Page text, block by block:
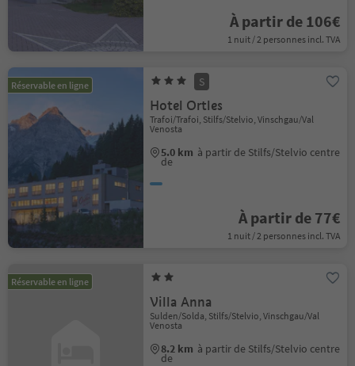
À partir de 106€
1 nuit / 2 personnes incl. TVA
Réservable en ligne S
Hotel Ortles
Trafoi/Trafoi, Stilfs/Stelvio, Vinschgau/Val
Venosta
5.0 km à partir de Stilfs/Stelvio centre
de
À partir de 77€
1 nuit / 2 personnes incl. TVA
Réservable en ligne
Villa Anna
Sulden/Solda, Stilfs/Stelvio, Vinschgau/Val
Venosta
8.2 km à partir de Stilfs/Stelvio centre
de